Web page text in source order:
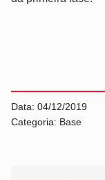
Data: 04/12/2019
Categoria: Base